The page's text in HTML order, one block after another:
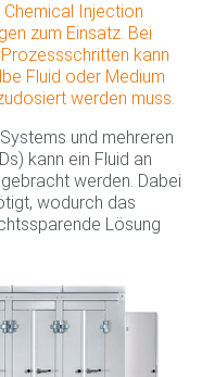
Chemical Injection
zum Einsatz. Bei
kann
Fluid oder Medium
werden muss.
und mehreren
kann ein Fluid an
werden. Dabei
wodurch das
Lösung